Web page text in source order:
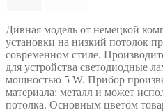
Дивная модель от немецкой
установки на низкий потолок
современном стиле.
для устройства светодиодные
мощностью 5 W. Прибор
материала: металл и может
потолка. Основным цветом